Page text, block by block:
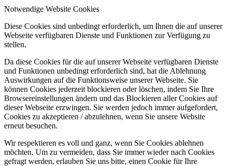
Notwendige Website Cookies
Diese Cookies sind unbedingt erforderlich, um Ihnen die auf unserer
Webseite verfügbaren Dienste und Funktionen zur Verfügung zu
stellen.
Da diese Cookies für die auf unserer Webseite verfügbaren Dienste
und Funktionen unbedingt erforderlich sind, hat die Ablehnung
Auswirkungen auf die Funktionsweise unserer Webseite. Sie
können Cookies jederzeit blockieren oder löschen, indem Sie Ihre
Browsereinstellungen ändern und das Blockieren aller Cookies auf
dieser Webseite erzwingen. Sie werden jedoch immer aufgefordert,
Cookies zu akzeptieren / abzulehnen, wenn Sie unsere Website
erneut besuchen.
Wir respektieren es voll und ganz, wenn Sie Cookies ablehnen
möchten. Um zu vermeiden, dass Sie immer wieder nach Cookies
gefragt werden, erlauben Sie uns bitte, einen Cookie für Ihre